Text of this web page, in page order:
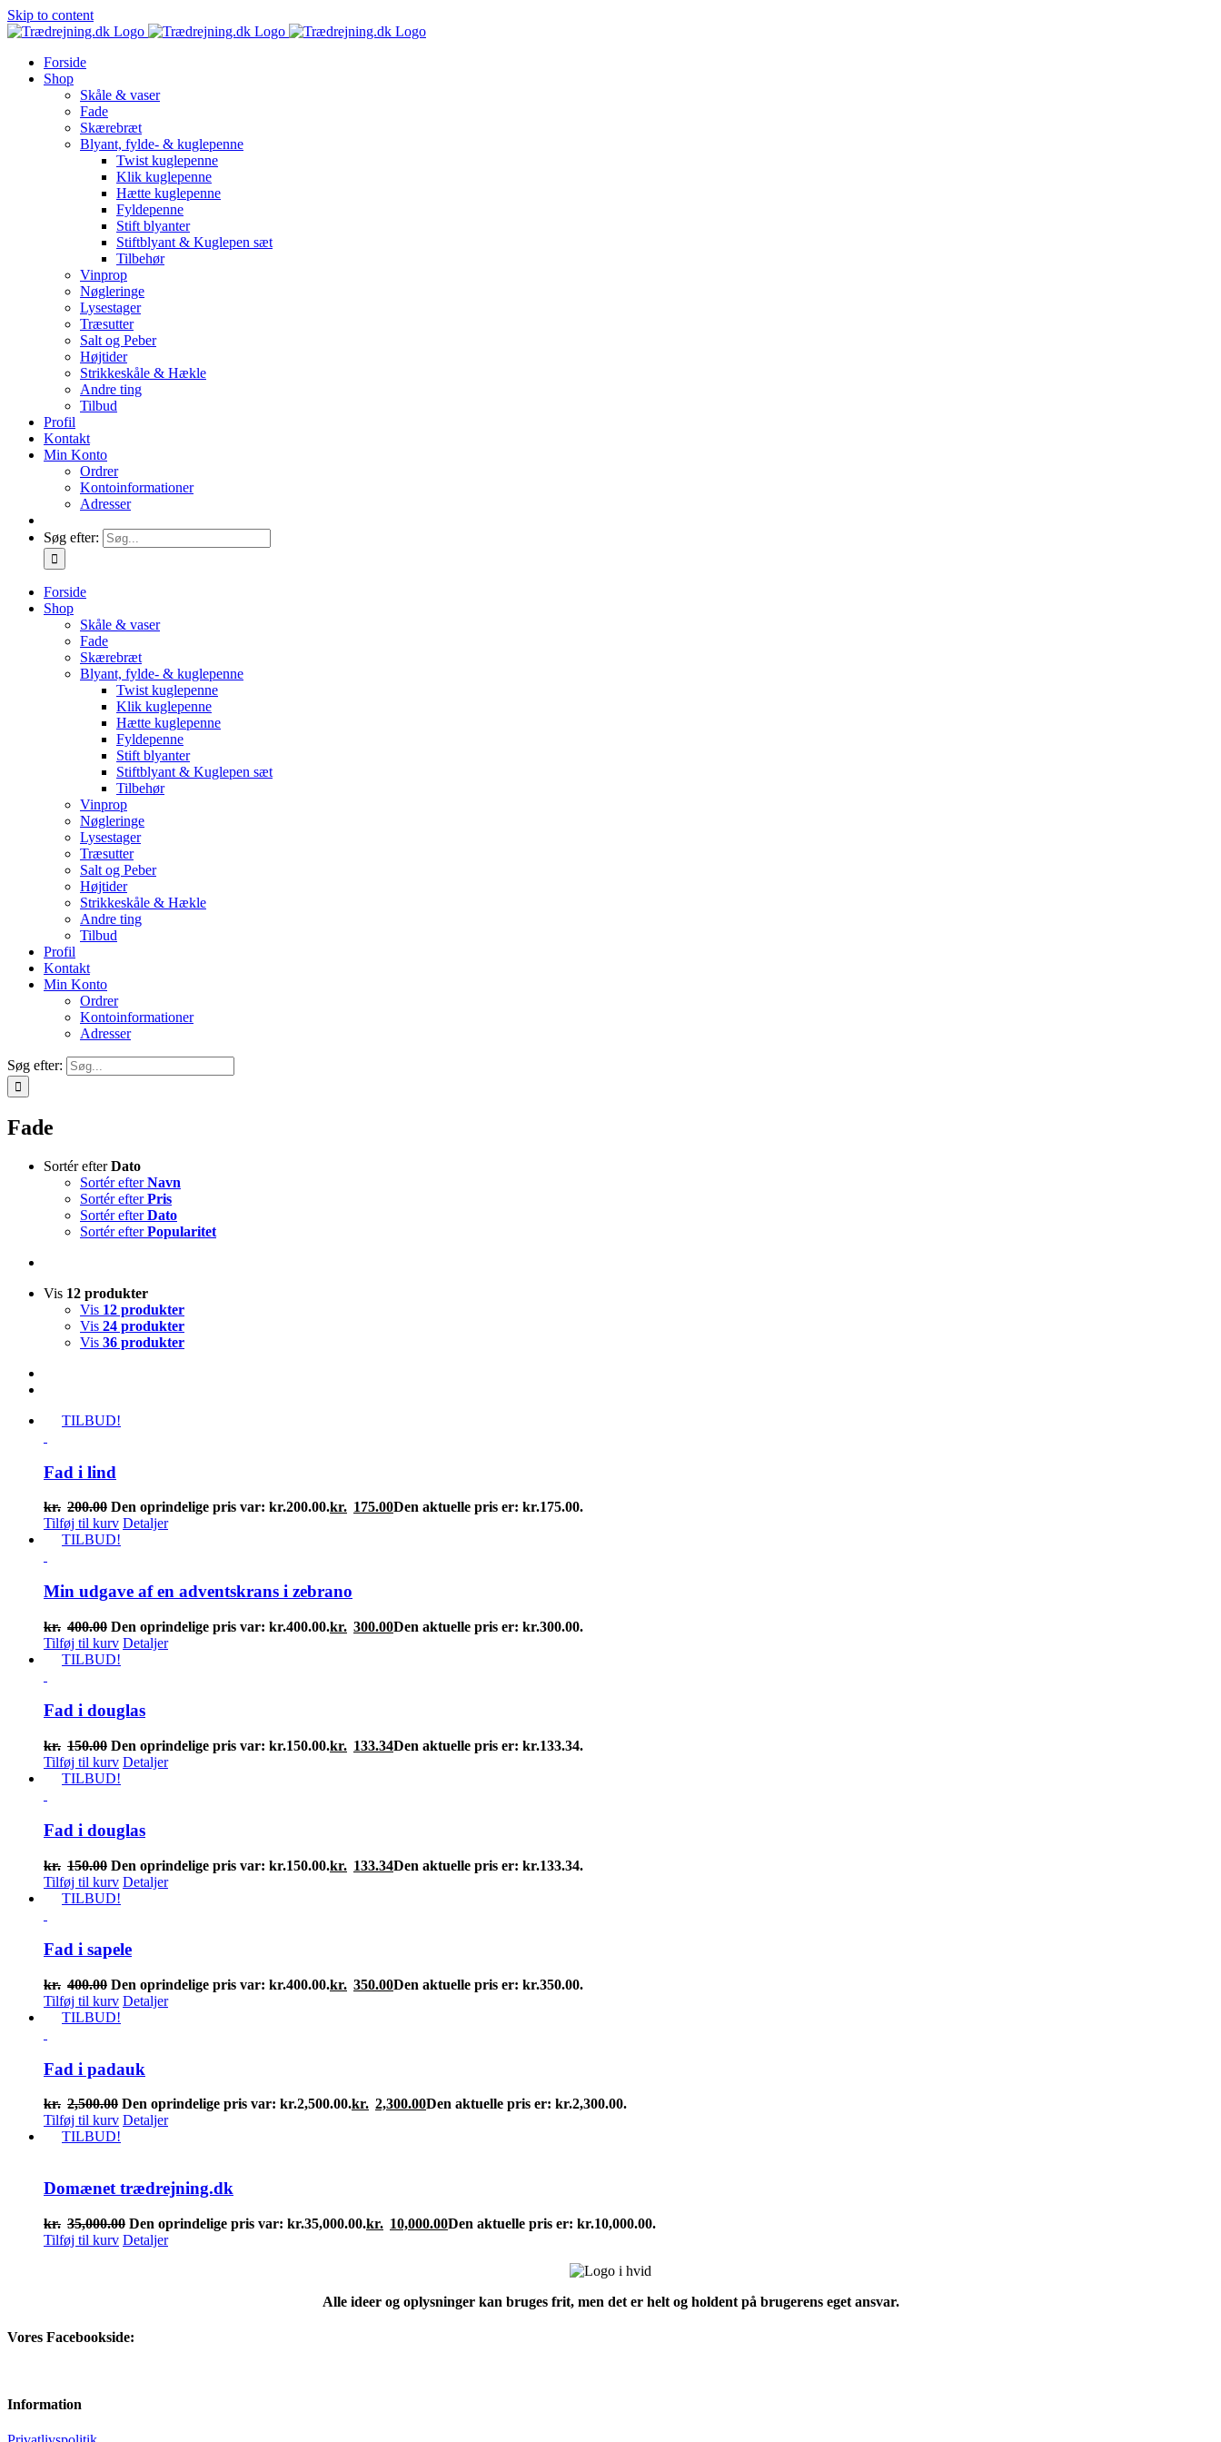
Skip to content
Forside
Shop
Skåle & vaser
Fade
Skærebræt
Blyant, fylde- & kuglepenne
Twist kuglepenne
Klik kuglepenne
Hætte kuglepenne
Fyldepenne
Stift blyanter
Stiftblyant & Kuglepen sæt
Tilbehør
Vinprop
Nøgleringe
Lysestager
Træsutter
Salt og Peber
Højtider
Strikkeskåle & Hækle
Andre ting
Tilbud
Profil
Kontakt
Min Konto
Ordrer
Kontoinformationer
Adresser
Søg efter:
Forside
Shop
Skåle & vaser
Fade
Skærebræt
Blyant, fylde- & kuglepenne
Twist kuglepenne
Klik kuglepenne
Hætte kuglepenne
Fyldepenne
Stift blyanter
Stiftblyant & Kuglepen sæt
Tilbehør
Vinprop
Nøgleringe
Lysestager
Træsutter
Salt og Peber
Højtider
Strikkeskåle & Hækle
Andre ting
Tilbud
Profil
Kontakt
Min Konto
Ordrer
Kontoinformationer
Adresser
Søg efter:
Fade
Sortér efterDato
Sortér efterNavn
Sortér efterPris
Sortér efterDato
Sortér efterPopularitet
Vis 12 produkter
Vis 12 produkter
Vis 24 produkter
Vis 36 produkter
TILBUD!
Fad i lind
kr. 200.00 Den oprindelige pris var: kr.200.00.kr. 175.00Den aktuelle pris er: kr.175.00.
Tilføj til kurv Detaljer
TILBUD!
Min udgave af en adventskrans i zebrano
kr. 400.00 Den oprindelige pris var: kr.400.00.kr. 300.00Den aktuelle pris er: kr.300.00.
Tilføj til kurv Detaljer
TILBUD!
Fad i douglas
kr. 150.00 Den oprindelige pris var: kr.150.00.kr. 133.34Den aktuelle pris er: kr.133.34.
Tilføj til kurv Detaljer
TILBUD!
Fad i douglas
kr. 150.00 Den oprindelige pris var: kr.150.00.kr. 133.34Den aktuelle pris er: kr.133.34.
Tilføj til kurv Detaljer
TILBUD!
Fad i sapele
kr. 400.00 Den oprindelige pris var: kr.400.00.kr. 350.00Den aktuelle pris er: kr.350.00.
Tilføj til kurv Detaljer
TILBUD!
Fad i padauk
kr. 2,500.00 Den oprindelige pris var: kr.2,500.00.kr. 2,300.00Den aktuelle pris er: kr.2,300.00.
Tilføj til kurv Detaljer
TILBUD!
Domænet trædrejning.dk
kr. 35,000.00 Den oprindelige pris var: kr.35,000.00.kr. 10,000.00Den aktuelle pris er: kr.10,000.00.
Tilføj til kurv Detaljer
Alle ideer og oplysninger kan bruges frit, men det er helt og holdent på brugerens eget ansvar.
Vores Facebookside:
Information